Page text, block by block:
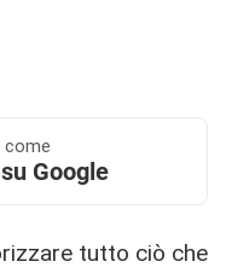
come
Google
tutto ciò che